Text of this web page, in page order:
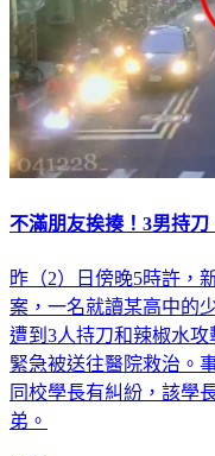
不滿朋友挨揍！3男持
昨（2）日傍晚5時許，
案，一名就讀某高中的
遭到3人持刀和辣椒水攻
緊急被送往醫院救治。
同校學長有糾紛，該學
弟。